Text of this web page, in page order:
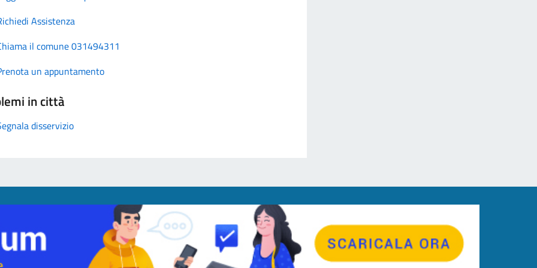
Assistenza
il comune 031494311
un appuntamento
in città
disservizio